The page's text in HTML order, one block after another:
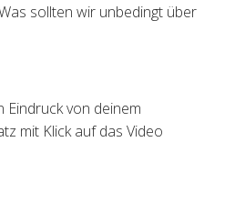
sollten wir unbedingt über
Eindruck von deinem
mit Klick auf das Video